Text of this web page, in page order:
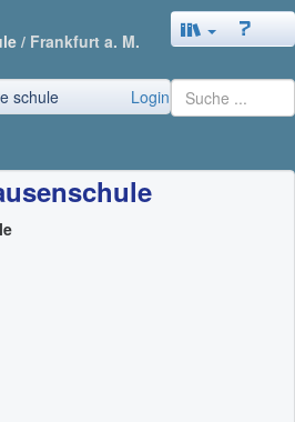
/ Frankfurt a. M.
schule Login